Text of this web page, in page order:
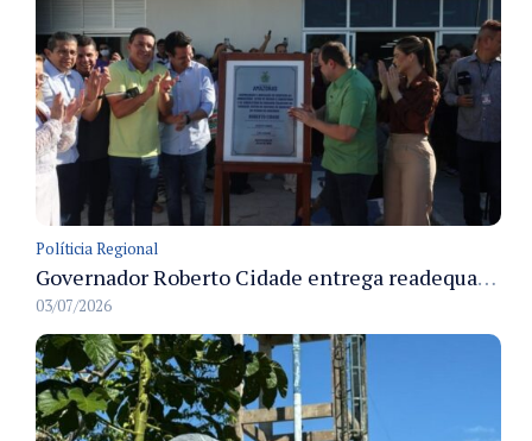
Políticia Regional
Governador Roberto Cidade entrega readequação do ambulatório da FCecon e amplia capacidade de atendimento oncológico em Manaus
03/07/2026